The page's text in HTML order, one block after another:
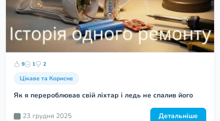
9 1 2
Цікаве та Корисне
Як я перероблював свій ліхтар і ледь не спалив його
23 грудня 2025 Детальніше